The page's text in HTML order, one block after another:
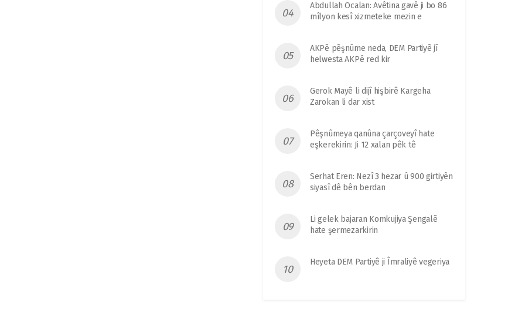
Abdullah Ocalan: Avêtina gavê ji bo 86
mîlyon kesî xizmeteke mezin e
AKPê pêşnûme neda, DEM Partiyê jî
helwesta AKPê red kir
Gerok Mayê li dijî hişbirê Kargeha
Zarokan li dar xist
Pêşnûmeya qanûna çarçoveyî hate
eşkerekirin: Ji 12 xalan pêk tê
Serhat Eren: Nezî 3 hezar û 900 girtiyên
siyasî dê bên berdan
Li gelek bajaran Komkujiya Şengalê
hate şermezarkirin
Heyeta DEM Partiyê ji Îmraliyê vegeriya